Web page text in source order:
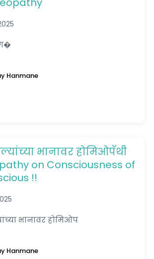
Hanmane
भानावर होमिओपॅथी
on Consciousness of
!!
भानावर होमिओप
Hanmane